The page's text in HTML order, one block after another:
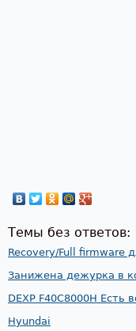
Темы без ответов:
Recovery/Full firmware
Занижена дежурка в
DEXP F40C8000H Есть
Hyundai